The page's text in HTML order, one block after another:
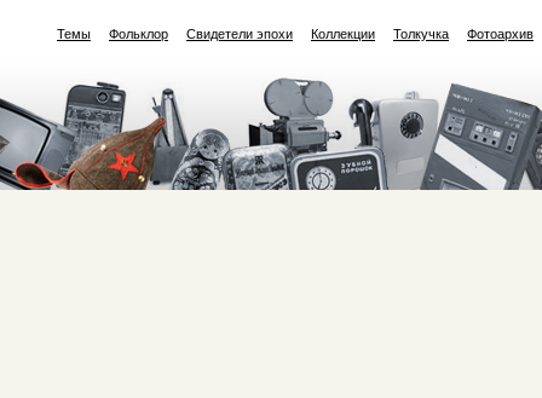
Темы Фольклор Свидетели эпохи Коллекции Толкучка Фотоархив